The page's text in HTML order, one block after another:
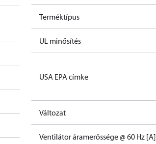
Terméktípus
UL minősítés
USA EPA címke
Változat
Ventilátor áramerőssége @ 60 Hz [A]